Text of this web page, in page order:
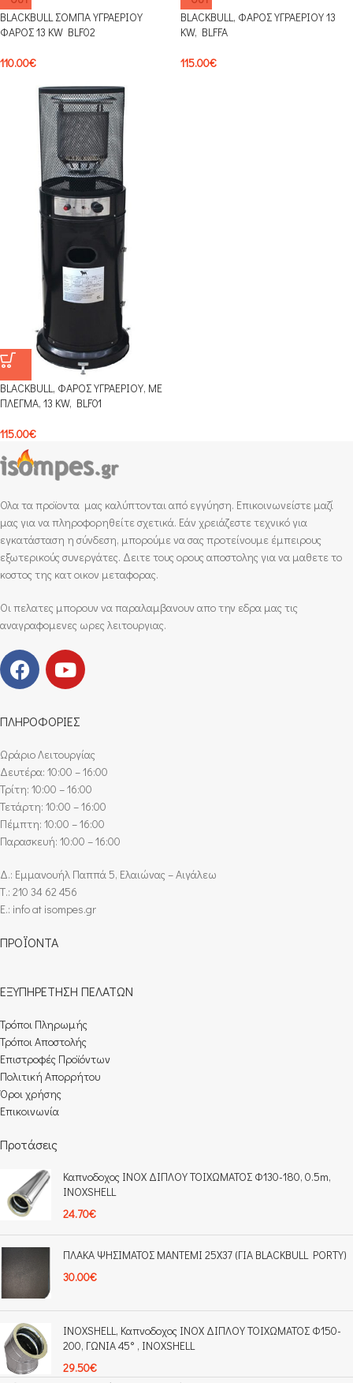
BLACKBULL ΣΟΜΠΑ ΥΓΡΑΕΡΙΟΥ
ΦΑΡΟΣ 13 KW BLF02
110.00€
BLACKBULL, ΦΑΡΟΣ ΥΓΡΑΕΡΙΟΥ 13
KW, BLFFA
115.00€
BLACKBULL, ΦΑΡΟΣ ΥΓΡΑΕΡΙΟΥ, ΜΕ
ΠΛΕΓΜΑ, 13 KW, BLF01
115.00€
Ολα τα προϊοντα μας καλύπτονται από εγγύηση. Επικοινωνείστε μαζί
μας για να πληροφορηθείτε σχετικά. Εάν χρειάζεστε τεχνικό για
εγκατάσταση η σύνδεση, μπορούμε να σας προτείνουμε έμπειρους
εξωτερικούς συνεργάτες. Δειτε τους ορους αποστολης για να μαθετε το
κοστος της κατ οικον μεταφορας.
Οι πελατες μπορουν να παραλαμβανουν απο την εδρα μας τις
αναγραφομενες ωρες λειτουργιας.
ΠΛΗΡΟΦΟΡΙΕΣ
Ωράριο Λειτουργίας
Δευτέρα: 10:00 – 16:00
Τρίτη: 10:00 – 16:00
Τετάρτη: 10:00 – 16:00
Πέμπτη: 10:00 – 16:00
Παρασκευή: 10:00 – 16:00
Δ.: Εμμανουήλ Παππά 5, Ελαιώνας – Αιγάλεω
Τ.: 210 34 62 456
E.: info at isompes.gr
ΠΡΟΪΟΝΤΑ
ΕΞΥΠΗΡΕΤΗΣΗ ΠΕΛΑΤΩΝ
Τρόποι Πληρωμής​
Τρόποι Αποστολής
Επιστροφές Προϊόντων
Πολιτική Απορρήτου
Όροι χρήσης
Επικοινωνία
Προτάσεις
Καπνοδοχος INOX ΔΙΠΛΟΥ ΤΟΙΧΩΜΑΤΟΣ Φ130-180, 0.5m,
INOXSHELL
24.70€
ΠΛΑΚΑ ΨΗΣΙΜΑΤΟΣ ΜΑΝΤΕΜΙ 25Χ37 (ΓΙΑ BLACKBULL PORTY)
30.00€
INOXSHELL, Καπνοδοχος ΙΝΟΧ ΔΙΠΛΟΥ ΤΟΙΧΩΜΑΤΟΣ Φ150-
200, ΓΩΝΙΑ 45° , INOXSHELL
29.50€